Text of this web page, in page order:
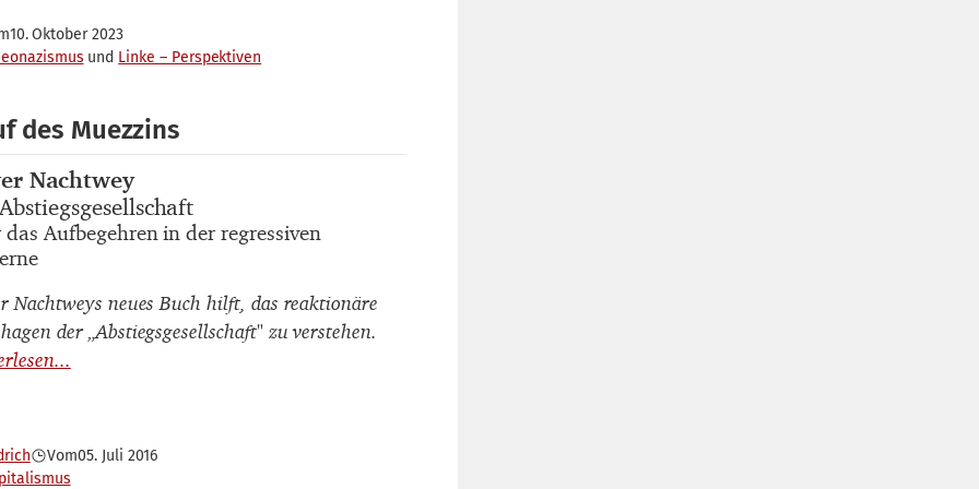
10. Oktober 2023
Linke – Perspektiven
des Muezzins
Nachtwey
das Aufbegehren in der regressiven
Nachtweys neues Buch hilft, das reaktionäre
der „Abstiegsgesellschaft" zu verstehen.
Vom05. Juli 2016